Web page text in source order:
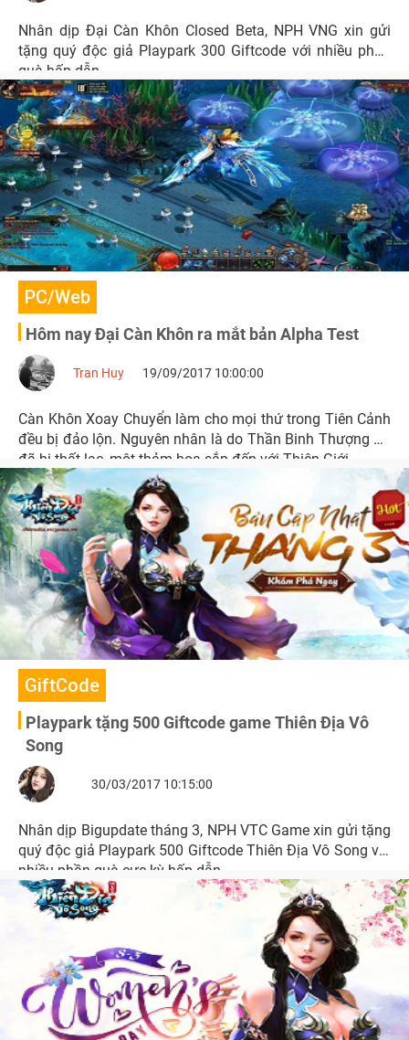
Nhân dịp Đại Càn Khôn Closed Beta, NPH VNG xin gửi
tặng quý độc giả Playpark 300 Giftcode với nhiều phần
quà hấp dẫn.
PC/Web
Hôm nay Đại Càn Khôn ra mắt bản Alpha Test
Tran Huy 19/09/2017 10:00:00
Càn Khôn Xoay Chuyển làm cho mọi thứ trong Tiên Cảnh
đều bị đảo lộn. Nguyên nhân là do Thần Binh Thượng Cổ
đã bị thất lạc, một thảm họa sắp đến với Thiên Giới.
GiftCode
Playpark tặng 500 Giftcode game Thiên Địa Vô
Song
30/03/2017 10:15:00
Nhân dịp Bigupdate tháng 3, NPH VTC Game xin gửi tặng
quý độc giả Playpark 500 Giftcode Thiên Địa Vô Song với
nhiều phần quà cực kỳ hấp dẫn.